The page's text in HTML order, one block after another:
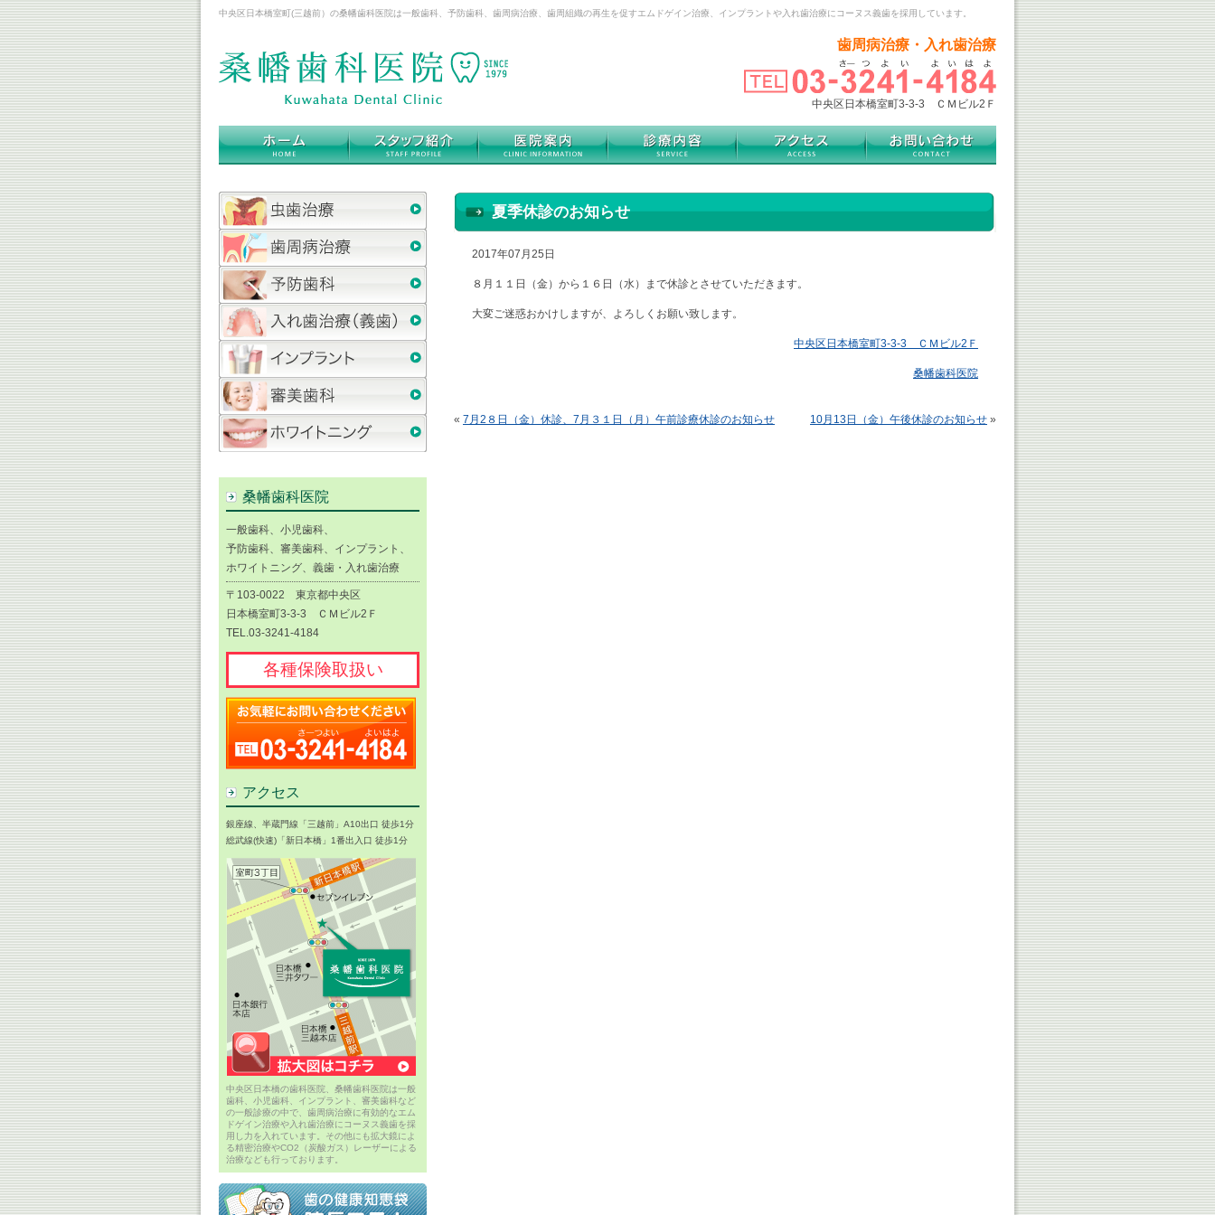
中央区日本橋室町(三越前）の桑幡歯科医院は一般歯科、予防歯科、歯周病治療、歯周組織の再生を促すエムドゲイン治療、インプラントや入れ歯治療にコーヌス義歯を採用しています。
歯周病治療・入れ歯治療
中央区日本橋室町3-3-3 ＣＭビル2Ｆ
夏季休診のお知らせ
2017年07月25日
８月１１日（金）から１６日（水）まで休診とさせていただきます。
大変ご迷惑おかけしますが、よろしくお願い致します。
中央区日本橋室町3-3-3 ＣＭビル2Ｆ
桑幡歯科医院
« 7月2８日（金）休診、7月３１日（月）午前診療休診のお知らせ 10月13日（金）午後休診のお知らせ »
桑幡歯科医院
一般歯科、小児歯科、
予防歯科、審美歯科、インプラント、
ホワイトニング、義歯・入れ歯治療
〒103-0022 東京都中央区
日本橋室町3-3-3 ＣＭビル2Ｆ
TEL.03-3241-4184
各種保険取扱い
アクセス
銀座線、半蔵門線「三越前」A10出口 徒歩1分
総武線(快速)「新日本橋」1番出入口 徒歩1分
中央区日本橋の歯科医院、桑幡歯科医院は一般
歯科、小児歯科、インプラント、審美歯科など
の一般診療の中で、歯周病治療に有効的なエム
ドゲイン治療や入れ歯治療にコーヌス義歯を採
用し力を入れています。その他にも拡大鏡によ
る精密治療やCO2（炭酸ガス）レーザーによる
治療なども行っております。